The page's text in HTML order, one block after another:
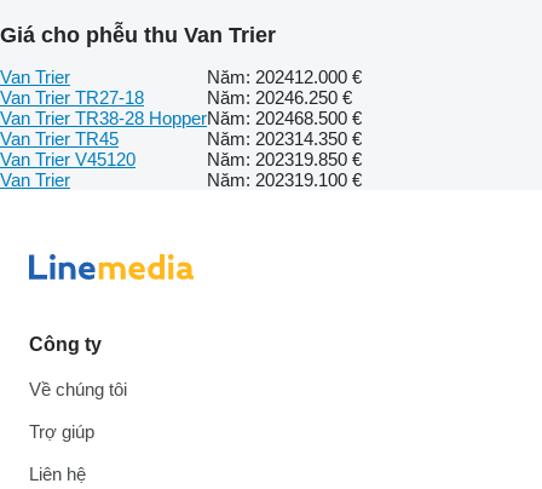
Giá cho phễu thu Van Trier
Van Trier Năm: 202412.000 €
Van Trier TR27-18
Năm: 20246.250 €
Van Trier TR38-28 HopperNăm: 202468.500 €
Van Trier TR45
Năm: 202314.350 €
Van Trier V45120
Năm: 202319.850 €
Van Trier
Năm: 202319.100 €
Công ty
Về chúng tôi
Trợ giúp
Liên hệ